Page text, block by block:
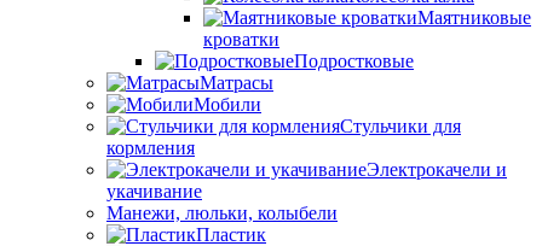
Маятниковые
кроватки
Подростковые
Матрасы
Мобили
Стульчики для
кормления
Электрокачели и
укачивание
Манежи, люльки, колыбели
Пластик